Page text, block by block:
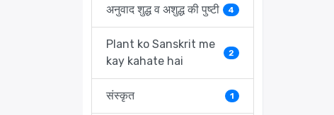
अनुवाद शुद्ध व अशुद्ध की पुष्टी 4
Plant ko Sanskrit me
kay kahate hai
2
संस्कृत 1